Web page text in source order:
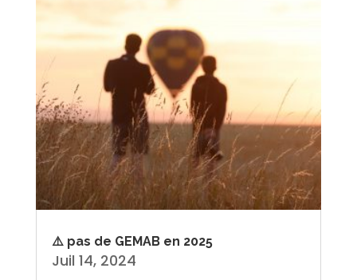
⚠️ pas de GEMAB en 2025
Juil 14, 2024